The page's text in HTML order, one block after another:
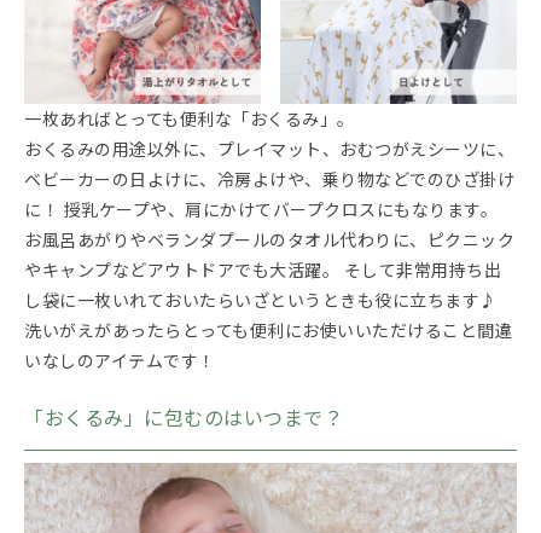
一枚あればとっても便利な「おくるみ」。
おくるみの用途以外に、プレイマット、おむつがえシーツに、
ベビーカーの日よけに、冷房よけや、乗り物などでのひざ掛け
に！ 授乳ケープや、肩にかけてバープクロスにもなります。
お風呂あがりやベランダプールのタオル代わりに、ピクニック
やキャンプなどアウトドアでも大活躍。 そして非常用持ち出
し袋に一枚いれておいたらいざというときも役に立ちます♪
洗いがえがあったらとっても便利にお使いいただけること間違
いなしのアイテムです！
「おくるみ」に包むのはいつまで？